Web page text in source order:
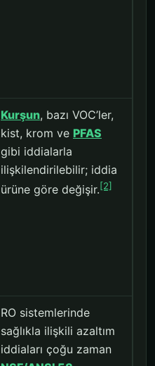
Kurşun, bazı VOC’ler,
kist, krom ve PFAS
gibi iddialarla
ilişkilendirilebilir; iddia
ürüne göre değişir.[2]
RO sistemlerinde
sağlıkla ilişkili azaltım
iddiaları çoğu zaman